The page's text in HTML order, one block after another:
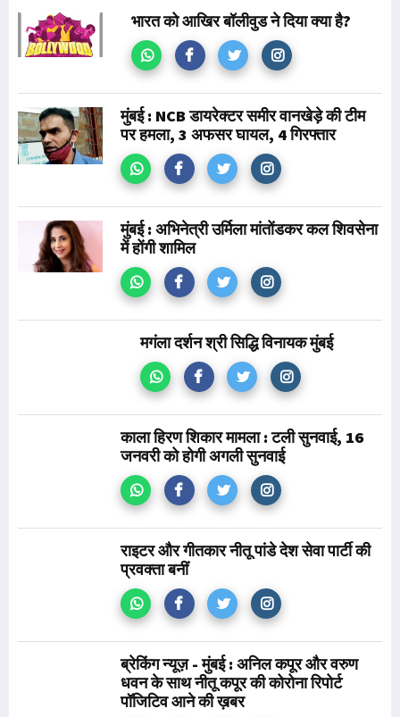
भारत को आखिर बॉलीवुड ने दिया क्या है?
मुंबई : NCB डायरेक्टर समीर वानखेड़े की टीम
पर हमला, 3 अफसर घायल, 4 गिरफ्तार
मुंबई : अभिनेत्री उर्मिला मांतोंडकर कल शिवसेना
में होंगी शामिल
मगंला दर्शन श्री सिद्धि विनायक मुंबई
काला हिरण शिकार मामला : टली सुनवाई, 16
जनवरी को होगी अगली सुनवाई
राइटर और गीतकार नीतू पांडे देश सेवा पार्टी की
प्रवक्ता बनीं
ब्रेकिंग न्यूज़ - मुंबई : अनिल कपूर और वरुण
धवन के साथ नीतू कपूर की कोरोना रिपोर्ट
पॉजिटिव आने की ख़बर